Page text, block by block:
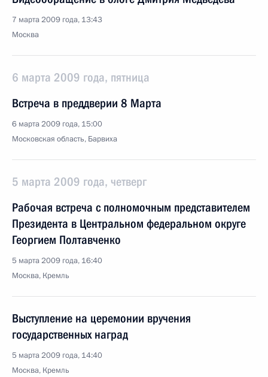
7 марта 2009 года, 13:43
Москва
6 марта 2009 года, пятница
Встреча в преддверии 8 Марта
6 марта 2009 года, 15:00
Московская область, Барвиха
5 марта 2009 года, четверг
Рабочая встреча с полномочным представителем
Президента в Центральном федеральном округе
Георгием Полтавченко
5 марта 2009 года, 16:40
Москва, Кремль
Выступление на церемонии вручения
государственных наград
5 марта 2009 года, 14:40
Москва, Кремль